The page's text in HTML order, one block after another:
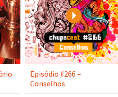
Play
Episódio #266 –
Conselhos